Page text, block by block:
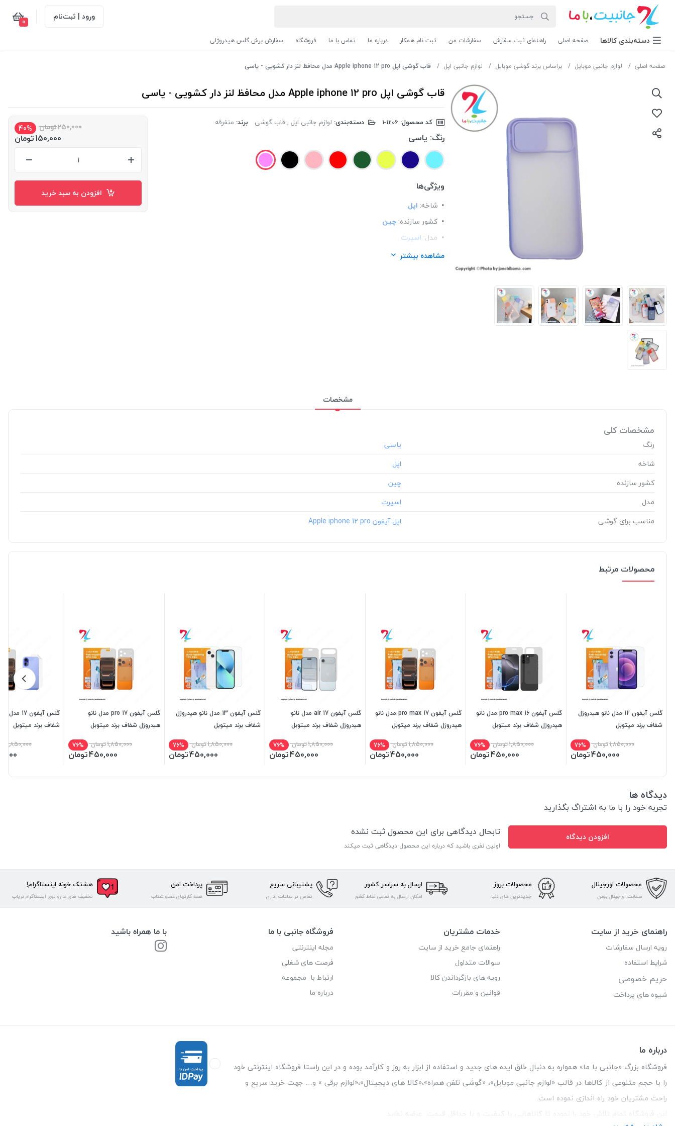
ورود | ثبت‌نام 0
دسته‌بندی‌ کالاها صفحه اصلی راهنمای ثبت سفارش سفارشات من ثبت نام همکار درباره ما تماس با ما فروشگاه سفارش برش گلس هیدروژلی
صفحه اصلی لوازم جانبی موبایل براساس برند گوشی موبایل لوازم جانبی اپل قاب گوشی اپل Apple iphone 12 pro مدل محافظ لنز دار کشویی - یاسی
قاب گوشی اپل Apple iphone 12 pro مدل محافظ لنز دار کشویی - یاسی
کد محصول: دسته‌بندی: لوازم جانبی اپل, قاب گوشی برند: متفرقه
رنگ: یاسی
ویژگی‌ها
شاخه: اپل
کشور سازنده: چین
مدل: اسپرت
مناسب برای گوشی:
مشاهده بیشتر
250,000تومان 40%
150,000تومان
افزودن به سبد خرید
مشخصات
مشخصات کلی
رنگ
شاخه
کشور سازنده
مدل
مناسب برای گوشی
محصولات مرتبط
گلس آیفون 12 مدل نانو هیدروژل
شفاف برند میتوبل
1,850,000تومان 76%
450,000تومان
گلس آیفون 16 pro max مدل نانو
هیدروژل شفاف برند میتوبل
1,850,000تومان 76%
450,000تومان
گلس آیفون 17 pro max مدل نانو
هیدروژل شفاف برند میتوبل
1,850,000تومان 76%
450,000تومان
گلس آیفون 17 air مدل نانو
هیدروژل شفاف برند میتوبل
1,850,000تومان 76%
450,000تومان
گلس آیفون 13 مدل نانو هیدروژل
شفاف برند میتوبل
1,850,000تومان 76%
450,000تومان
گلس آیفون 17 pro مدل نانو
هیدروژل شفاف برند میتوبل
1,850,000تومان 76%
450,000تومان
گلس آیفون
شفاف برند میتوبل
1,850,000
دیدگاه ها
تجربه خود را با ما به اشتراگ بگذارید
افزودن دیدگاه تابحال دیدگاهی برای این محصول ثبت نشده
اولین نفری باشید که درباره این محصول دیدگاهی ثبت میکند
محصولات اورجینال
ضمانت اورجینال بودن
محصولات بروز
جدیدترین های دنیا
ارسال به سراسر کشور
امکان ارسال به تمامی نقاط کشور
پشتیبانی سریع
تماس در ساعات اداری
پرداخت امن
همه کارتهای عضو شتاب
هشتک خونه اینستاگرام!
تخفیف های ما رو توی اینستاگرام دریاب
راهنمای خرید از سایت
رویه ارسال سفارشات
شرایط استفاده
حریم خصوصی
شیوه های پرداخت
خدمات مشتریان
راهنمای جامع خرید از سایت
سوالات متداول
رویه های بازگرداندن کالا
قوانین و مقررات
فروشگاه جانبی با ما
مجله اینترنتی
فرصت های شغلی
ارتباط با مجموعه
درباره ما
با ما همراه باشید
درباره ما
فروشگاه بزرگ «جانبی با ما» همواره به دنبال خلق ایده های جدید و استفاده از ابزار به روز و کارآمد بوده و در این راستا فروشگاه اینترنتی خود
را با حجم متنوعی از کالاها در قالب «لوازم جانبی موبایل»، «گوشی تلفن همراه»،«کالا های دیجیتال»،«لوازم برقی » و… جهت خرید سریع و
راحت مشتریان خود راه اندازی نموده است.
این فروشگاه تمام تلاش خود را نموده تا کالاهایی با کیفیت و با حداقل قیمت عرضه نماید.